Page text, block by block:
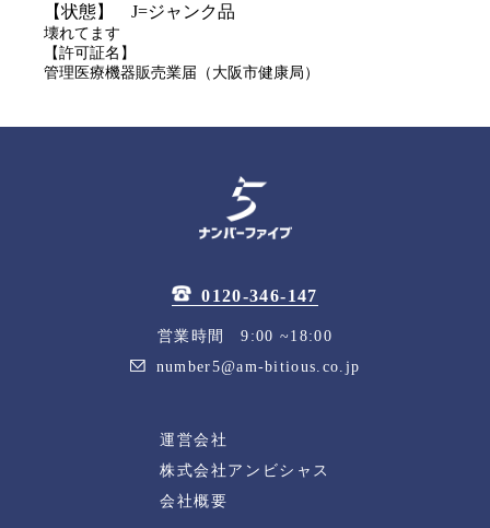
【状態】 J=ジャンク品
壊れてます
【許可証名】
管理医療機器販売業届（大阪市健康局）
0120-346-147
営業時間 9:00 ~18:00
number5@am-bitious.co.jp
運営会社
株式会社アンビシャス
会社概要